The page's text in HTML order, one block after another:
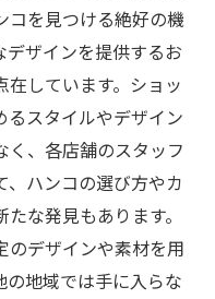
コを見つける絶好の機
ザインを提供するお
しています。ショッ
るスタイルやデザイン
く、各店舗のスタッフ
、ハンコの選び方やカ
な発見もあります。
のデザインや素材を用
の地域では手に入らな